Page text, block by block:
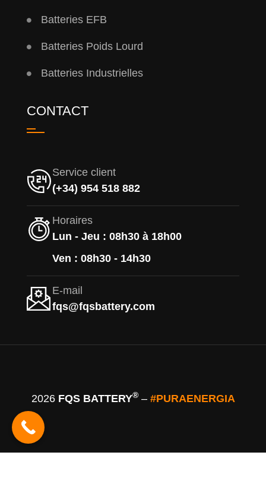
Batteries EFB
Batteries Poids Lourd
Batteries Industrielles
CONTACT
Service client
(+34) 954 518 882
Horaires
Lun - Jeu : 08h30 à 18h00
Ven : 08h30 - 14h30
E-mail
fqs@fqsbattery.com
2026 FQS BATTERY®– #PURAENERGIA